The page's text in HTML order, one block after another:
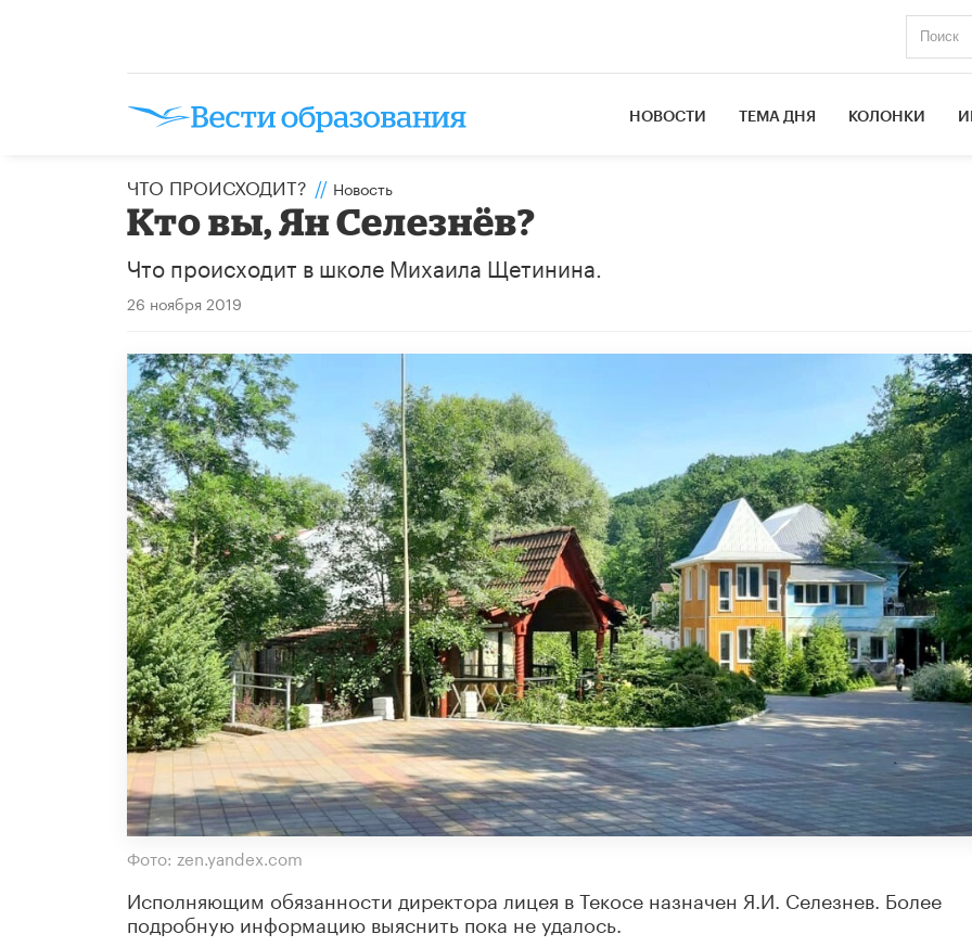
НОВОСТИ ТЕМА ДНЯ КОЛОНКИ
ЧТО ПРОИСХОДИТ? // Новость
Кто вы, Ян Селезнёв?
Что происходит в школе Михаила Щетинина.
26 ноября 2019
Фото: zen.yandex.com
Исполняющим обязанности директора лицея в Текосе назначен Я.И. Селезнев. Более
подробную информацию выяснить пока не удалось.